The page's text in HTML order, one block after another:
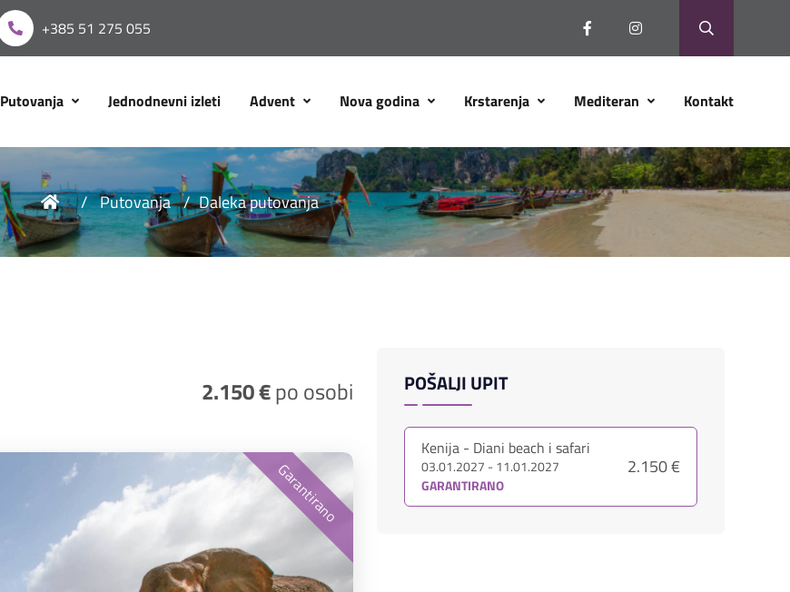
+385 51 275 055
Putovanja Jednodnevni izleti Advent Nova godina Krstarenja Mediteran Kontakt
Putovanja Daleka putovanja
2.150 €po osobi
Garantirano
POŠALJI UPIT
Kenija - Diani beach i safari
03.01.2027 - 11.01.2027
GARANTIRANO
2.150 €